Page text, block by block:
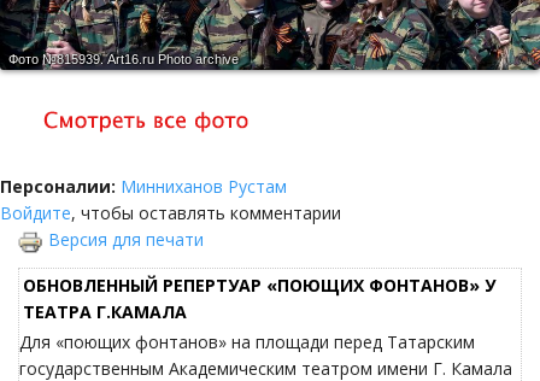
Фото №815939.Art16.ru Photo archive
Персоналии: Минниханов Рустам
Войдите, чтобы оставлять комментарии
Версия для печати
ОБНОВЛЕННЫЙ РЕПЕРТУАР «ПОЮЩИХ ФОНТАНОВ» У
ТЕАТРА Г.КАМАЛА
Для «поющих фонтанов» на площади перед Татарским
государственным Академическим театром имени Г. Камала